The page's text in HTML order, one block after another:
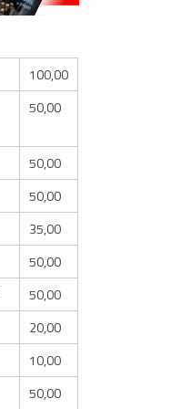
100,00
50,00
50,00
50,00
35,00
50,00
50,00
20,00
10,00
50,00